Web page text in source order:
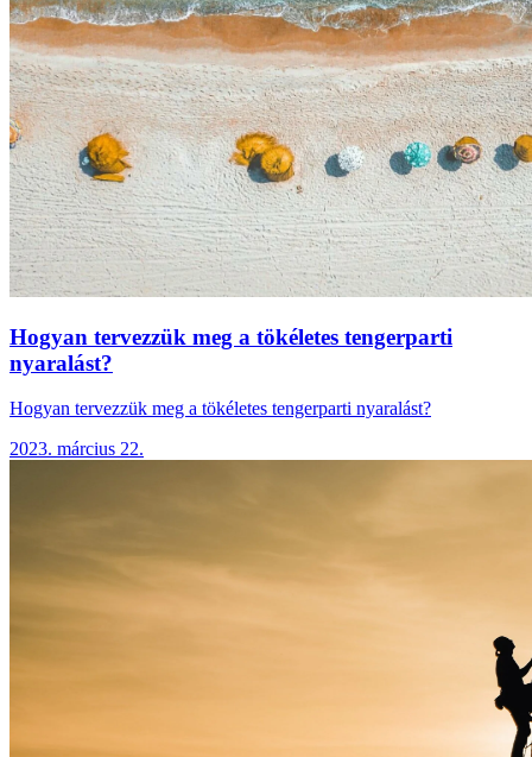
Hogyan tervezzük meg a tökéletes tengerparti
nyaralást?
Hogyan tervezzük meg a tökéletes tengerparti nyaralást?
2023. március 22.